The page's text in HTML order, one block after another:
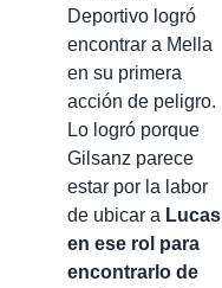
Deportivo logró
encontrar a Mella
en su primera
acción de peligro.
Lo logró porque
Gilsanz parece
estar por la labor
de ubicar a Lucas
en ese rol para
encontrarlo de